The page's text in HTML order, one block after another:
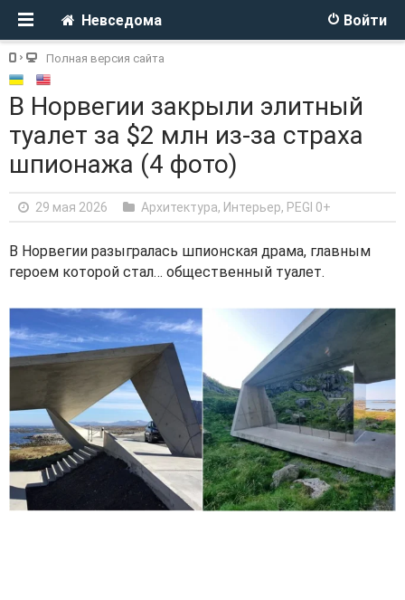
Войти
Невседома
Полная версия сайта
В Норвегии закрыли элитный
туалет за $2 млн из-за страха
шпионажа (4 фото)
29 мая 2026 Архитектура, Интерьер, PEGI 0+
В Норвегии разыгралась шпионская драма, главным
героем которой стал… общественный туалет.